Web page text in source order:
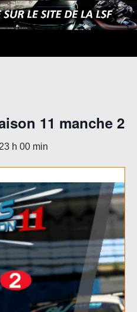
11 manche 2
23 h 00 min